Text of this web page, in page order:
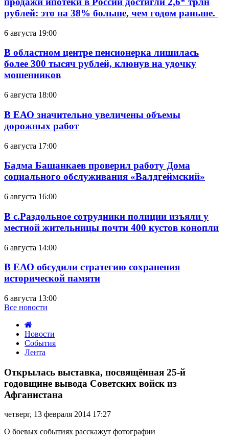
рублей: это на 38% больше, чем годом раньше.
6 августа 19:00
В областном центре пенсионерка лишилась
более 300 тысяч рублей, клюнув на удочку
мошенников
6 августа 18:00
В ЕАО значительно увеличены объемы
дорожных работ
6 августа 17:00
Бадма Башанкаев проверил работу Дома
социального обслуживания «Валдгеймский»
6 августа 16:00
В с.Раздольное сотрудники полиции изъяли у
местной жительницы почти 400 кустов конопли
6 августа 14:00
В ЕАО обсудили стратегию сохранения
исторической памяти
6 августа 13:00
Все новости
Новости
События
Лента
выставка,
посвящённая
25-
й
вывода
войск
Открылась выставка, посвящённая 25-й
годовщине вывода Советских войск из
Афганистана
четверг, 13 февраля 2014 17:27
О боевых событиях расскажут фотографии